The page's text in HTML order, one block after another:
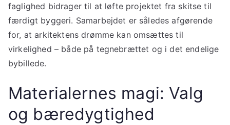
faglighed bidrager til at løfte projektet fra skitse til
færdigt byggeri. Samarbejdet er således afgørende
for, at arkitektens drømme kan omsættes til
virkelighed – både på tegnebrættet og i det endelige
bybillede.
Materialernes magi: Valg
og bæredygtighed